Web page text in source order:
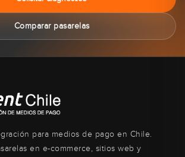
Comparar pasarelas
para medios de pago en Chile.
en e-commerce, sitios web y